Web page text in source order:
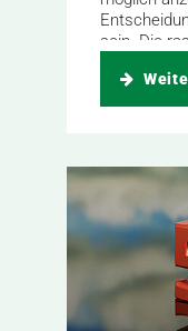
sein. Die